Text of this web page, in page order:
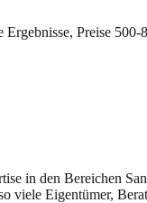
Preise
in den Bereichen
viele Eigentümer,